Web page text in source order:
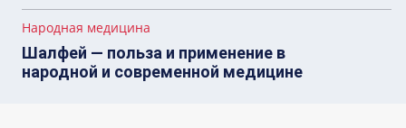
Народная медицина
Шалфей — польза и применение в
народной и современной медицине